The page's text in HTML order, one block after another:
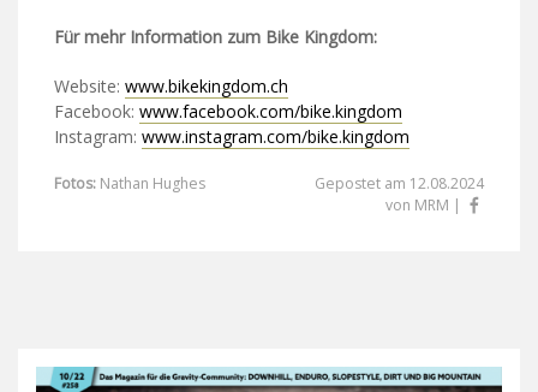
Für mehr Information zum Bike Kingdom:
Website: www.bikekingdom.ch
Facebook: www.facebook.com/bike.kingdom
Instagram: www.instagram.com/bike.kingdom
Fotos: Nathan Hughes
Gepostet am 12.08.2024
von MRM |